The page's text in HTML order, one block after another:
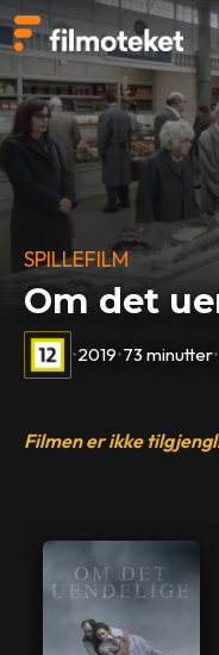
SPILLEFILM
Om det
•2019•73 minutter•
Filmen er ikke